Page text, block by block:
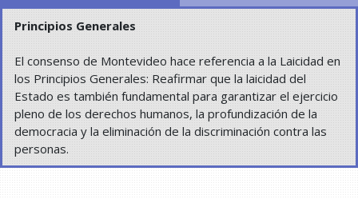
Principios Generales
El consenso de Montevideo hace referencia a la Laicidad en
los Principios Generales: Reafirmar que la laicidad del
Estado es también fundamental para garantizar el ejercicio
pleno de los derechos humanos, la profundización de la
democracia y la eliminación de la discriminación contra las
personas.